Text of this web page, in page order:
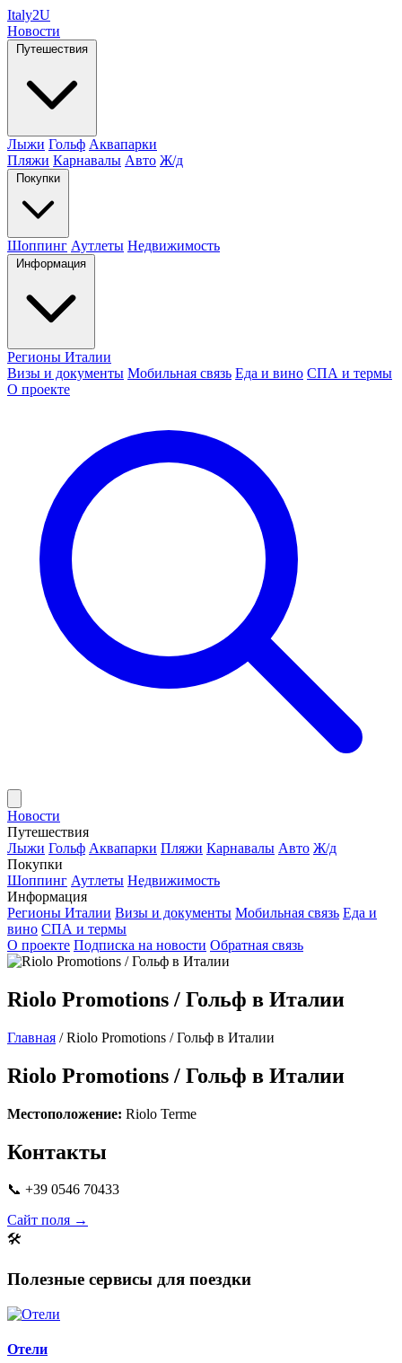
Italy2U
Новости
Путешествия
Лыжи Гольф Аквапарки
Пляжи Карнавалы Авто Ж/д
Покупки
Шоппинг Аутлеты Недвижимость
Информация
Регионы Италии
Визы и документы Мобильная связь Еда и вино СПА и термы
О проекте
Новости
Путешествия
Лыжи Гольф Аквапарки Пляжи Карнавалы Авто Ж/д
Покупки
Шоппинг Аутлеты Недвижимость
Информация
Регионы Италии Визы и документы Мобильная связь Еда и
вино СПА и термы
О проекте Подписка на новости Обратная связь
Riolo Promotions / Гольф в Италии
Главная / Riolo Promotions / Гольф в Италии
Riolo Promotions / Гольф в Италии
Местоположение: Riolo Terme
Контакты
📞 +39 0546 70433
Сайт поля →
🛠
Полезные сервисы для поездки
Отели